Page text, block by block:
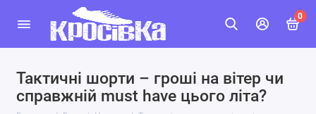
0
Тактичні шорти – гроші на вітер чи
справжній must have цього літа?